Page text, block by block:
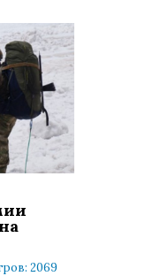
2069